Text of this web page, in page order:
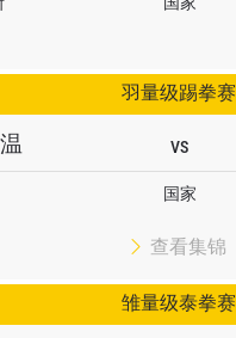
羽量级踢拳赛
雏量级泰拳赛
VS
国家
查看集锦